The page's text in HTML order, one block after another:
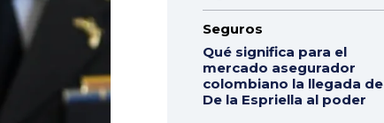
Seguros
Qué significa para el
mercado asegurador
colombiano la llegada de
De la Espriella al poder